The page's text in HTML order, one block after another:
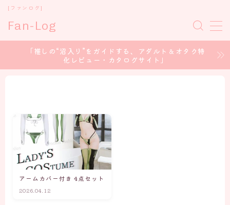
Fan-Log
[ファンログ]
ホーム
コスプレイヤー
アイドル/グラドル
声優 / voice Actor
「推しの“沼入り”をガイドする、アダルト＆オタク特
化レビュー・カタログサイト」
アームカバー付き 4点セット
2026.04.12